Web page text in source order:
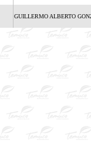
GUILLERMO ALBERTO